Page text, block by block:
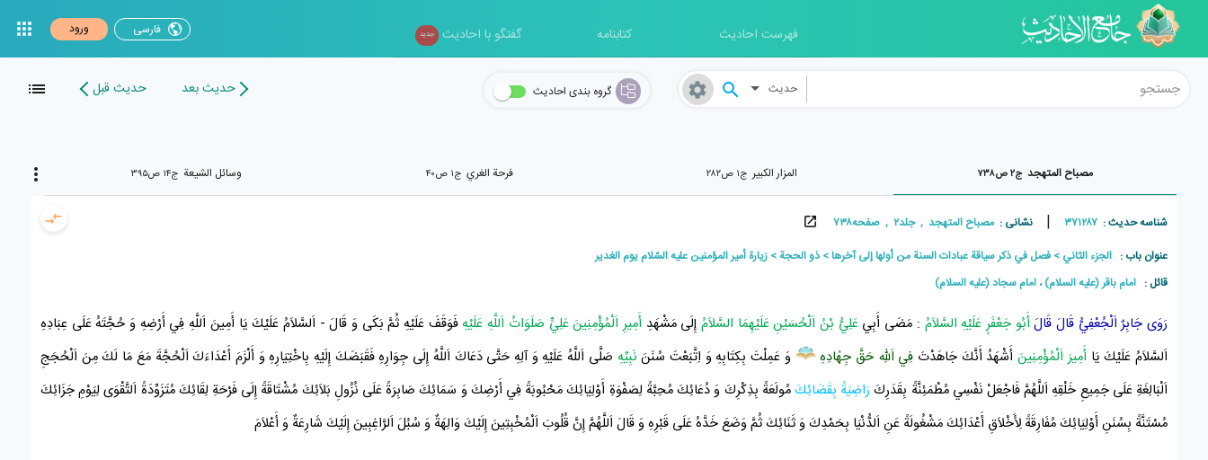
فهرست احادیث کتابنامه گفتگو با احادیث جدید فارسی ورود
حدیث گروه بندی احادیث حدیث بعد حدیث قبل
مصباح المتهجد ج۲ ص۷۳۸ المزار الکبير ج۱ ص۲۸۲ فرحة الغري ج۱ ص۴۰ وسائل الشیعة ج۱۴ ص۳۹۵
شناسه حدیث : ۳۷۱۲۸۷ | نشانی : مصباح المتهجد , جلد۲ , صفحه۷۳۸
عنوان باب : الجزء الثاني فصل في ذكر سياقة عبادات السنة من أولها إلى آخرها ذو الحجة
زيارة أمير المؤمنين عليه السّلام يوم الغدير
قائل : امام باقر (علیه السلام) ، امام سجاد (علیه السلام)
رَوَى جَابِرٌ اَلْجُعْفِيُّ قَالَ قَالَأَبُو جَعْفَرٍ عَلَيْهِ السَّلاَمُ : مَضَى أَبِيعَلِيُّ بْنُ اَلْحُسَيْنِ عَلَيْهِمَا السَّلاَمُ إِلَىمَشْهَدِأَمِيرِ اَلْمُؤْمِنِينَ عَلِيٍّ صَلَوَاتُ اَللَّهِ عَلَيْهِفَوَقَفَ عَلَيْهِ ثُمَّ بَكَى وَ قَالَ - اَلسَّلاَمُ عَلَيْكَ يَا أَمِينَ اَللَّهِ فِي أَرْضِهِ وَ حُجَّتَهُ عَلَى عِبَادِهِ
اَلسَّلاَمُ عَلَيْكَ يَاأَمِيرَ اَلْمُؤْمِنِينَأَشْهَدُ أَنَّكَ جَاهَدْتَ فِي اَللّٰهِ حَقَّ جِهٰادِهِ وَ عَمِلْتَ بِكِتَابِهِوَ اِتَّبَعْتَ سُنَنَ نَبِيِّهِ صَلَّى اَللَّهُ عَلَيْهِ وَ آلِهِ حَتَّى دَعَاكَ اَللَّهُ إِلَى جِوَارِهِ فَقَبَضَكَ إِلَيْهِ بِاخْتِيَارِهِ وَ أَلْزَمَ أَعْدَاءَكَ اَلْحُجَّةَ مَعَ مَا لَكَ مِنَ اَلْحُجَجِ
اَلْبَالِغَةِ عَلَى جَمِيعِ خَلْقِهِ اَللَّهُمَّ فَاجْعَلْ نَفْسِي مُطْمَئِنَّةً بِقَدَرِكَ رَاضِيَةً بِقَضَائِكَمُولَعَةً بِذِكْرِكَ وَ دُعَائِكَ مُحِبَّةً لِصَفْوَةِ أَوْلِيَائِكَ مَحْبُوبَةً فِي أَرْضِكَ وَ سَمَائِكَ صَابِرَةً عَلَى نُزُولِ بَلاَئِكَ مُشْتَاقَةً إِلَى فَرْحَةِ لِقَائِكَ مُتَزَوِّدَةً اَلتَّقْوَى لِيَوْمِ جَزَائِكَ
مُسْتَنَّةً بِسُنَنِ أَوْلِيَائِكَ مُفَارِقَةً لِأَخْلاَقِ أَعْدَائِكَ مَشْغُولَةً عَنِ اَلدُّنْيَا بِحَمْدِكَ وَ ثَنَائِكَ ثُمَّ وَضَعَ خَدَّهُ عَلَى قَبْرِهِ وَ قَالَ اَللَّهُمَّ إِنَّ قُلُوبَ اَلْمُخْبِتِينَ إِلَيْكَ وَالِهَةٌ وَ سُبُلَ اَلرَّاغِبِينَ إِلَيْكَ شَارِعَةٌ وَ أَعْلاَمَ